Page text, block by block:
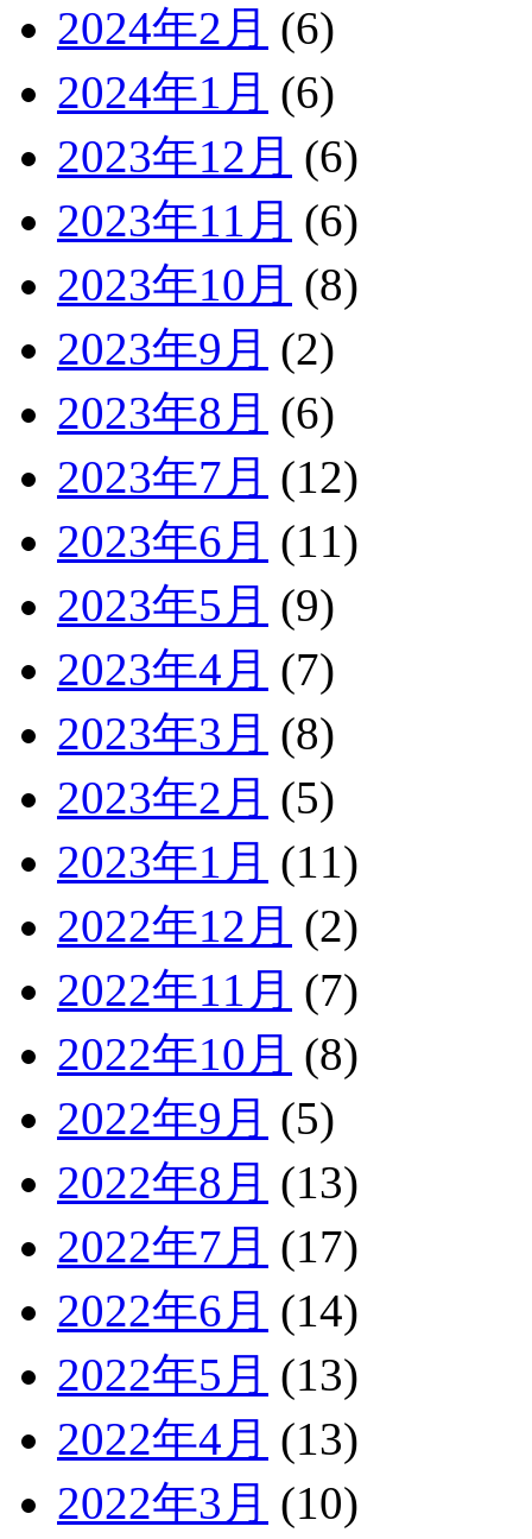
2024年2月 (6)
2024年1月 (6)
2023年12月 (6)
2023年11月 (6)
2023年10月 (8)
2023年9月 (2)
2023年8月 (6)
2023年7月 (12)
2023年6月 (11)
2023年5月 (9)
2023年4月 (7)
2023年3月 (8)
2023年2月 (5)
2023年1月 (11)
2022年12月 (2)
2022年11月 (7)
2022年10月 (8)
2022年9月 (5)
2022年8月 (13)
2022年7月 (17)
2022年6月 (14)
2022年5月 (13)
2022年4月 (13)
2022年3月 (10)